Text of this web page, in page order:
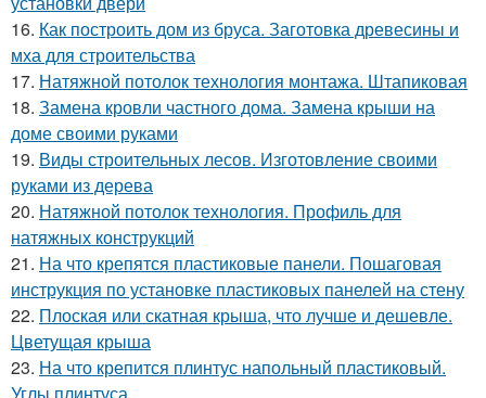
16. Как построить дом из бруса. Заготовка древесины и
мха для строительства
17. Натяжной потолок технология монтажа. Штапиковая
18. Замена кровли частного дома. Замена крыши на
доме своими руками
19. Виды строительных лесов. Изготовление своими
руками из дерева
20. Натяжной потолок технология. Профиль для
натяжных конструкций
21. На что крепятся пластиковые панели. Пошаговая
инструкция по установке пластиковых панелей на стену
22. Плоская или скатная крыша, что лучше и дешевле.
Цветущая крыша
23. На что крепится плинтус напольный пластиковый.